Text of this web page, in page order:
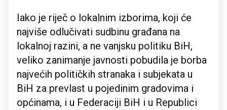
Iako je riječ o lokalnim izborima, koji će
najviše odlučivati sudbinu građana na
lokalnoj razini, a ne vanjsku politiku BiH,
veliko zanimanje javnosti pobudila je borba
najvećih političkih stranaka i subjekata u
BiH za prevlast u pojedinim gradovima i
općinama, i u Federaciji BiH i u Republici